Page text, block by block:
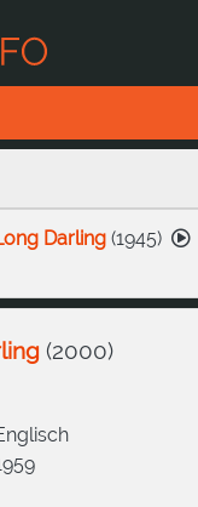
Darling(1945)
(2000)